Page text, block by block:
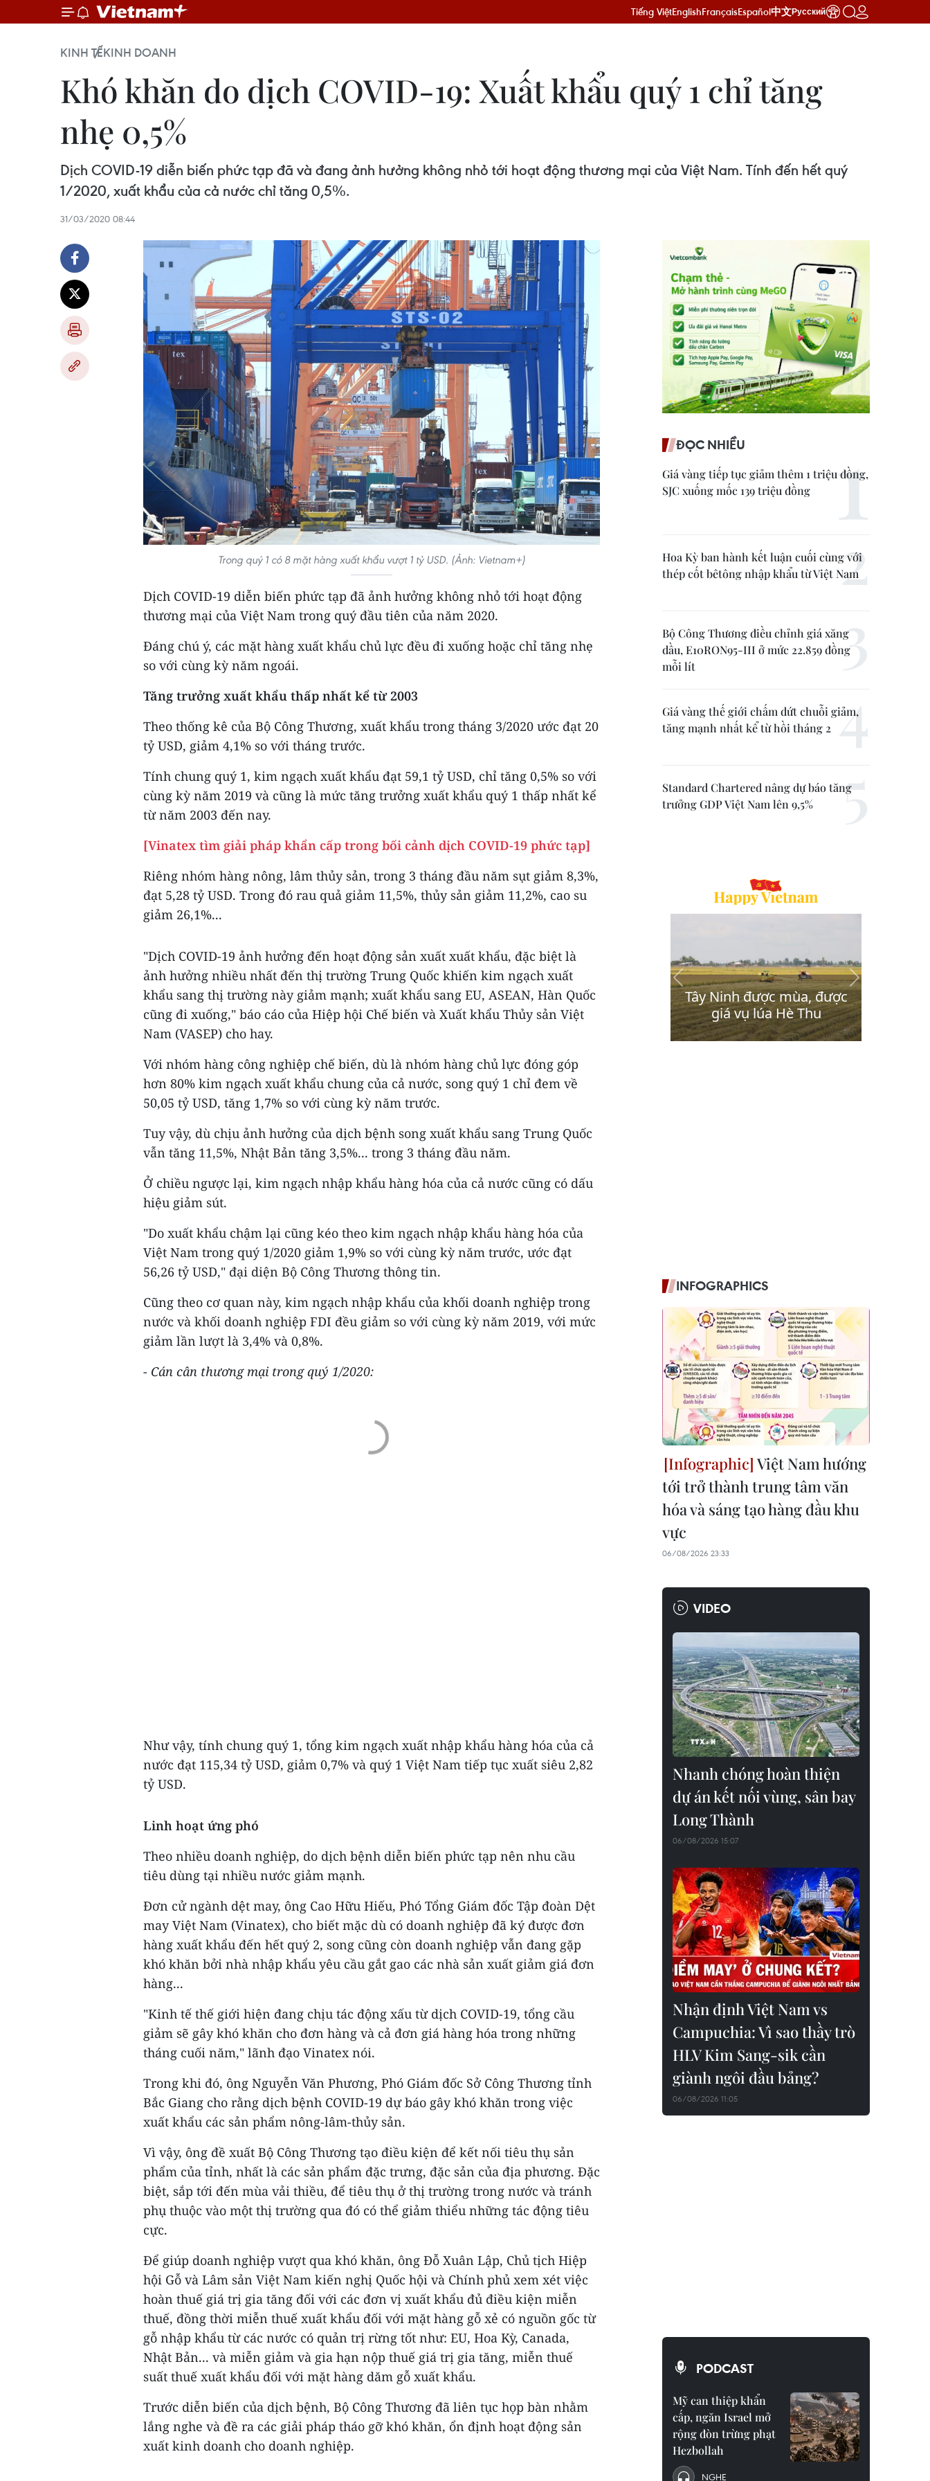
Tiếng ViệtEnglishFrançaisEspañol中文Русский
KINH TẾKINH DOANH
Khó khăn do dịch COVID-19: Xuất khẩu quý 1 chỉ tăng
nhẹ 0,5%
Dịch COVID-19 diễn biến phức tạp đã và đang ảnh hưởng không nhỏ tới hoạt động thương mại của Việt Nam. Tính đến hết quý
1/2020, xuất khẩu của cả nước chỉ tăng 0,5%.
31/03/2020 08:44
Trong quý 1 có 8 mặt hàng xuất khẩu vượt 1 tỷ USD. (Ảnh: Vietnam+)
Dịch COVID-19 diễn biến phức tạp đã ảnh hưởng không nhỏ tới hoạt động
thương mại của Việt Nam trong quý đầu tiên của năm 2020.
Đáng chú ý, các mặt hàng xuất khẩu chủ lực đều đi xuống hoặc chỉ tăng nhẹ
so với cùng kỳ năm ngoái.
Tăng trưởng xuất khẩu thấp nhất kể từ 2003
Theo thống kê của Bộ Công Thương, xuất khẩu trong tháng 3/2020 ước đạt 20
tỷ USD, giảm 4,1% so với tháng trước.
Tính chung quý 1, kim ngạch xuất khẩu đạt 59,1 tỷ USD, chỉ tăng 0,5% so với
cùng kỳ năm 2019 và cũng là mức tăng trưởng xuất khẩu quý 1 thấp nhất kể
từ năm 2003 đến nay.
[Vinatex tìm giải pháp khẩn cấp trong bối cảnh dịch COVID-19 phức tạp]
Riêng nhóm hàng nông, lâm thủy sản, trong 3 tháng đầu năm sụt giảm 8,3%,
đạt 5,28 tỷ USD. Trong đó rau quả giảm 11,5%, thủy sản giảm 11,2%, cao su
giảm 26,1%...
"Dịch COVID-19 ảnh hưởng đến hoạt động sản xuất xuất khẩu, đặc biệt là
ảnh hưởng nhiều nhất đến thị trường Trung Quốc khiến kim ngạch xuất
khẩu sang thị trường này giảm mạnh; xuất khẩu sang EU, ASEAN, Hàn Quốc
cũng đi xuống," báo cáo của Hiệp hội Chế biến và Xuất khẩu Thủy sản Việt
Nam (VASEP) cho hay.
Với nhóm hàng công nghiệp chế biến, dù là nhóm hàng chủ lực đóng góp
hơn 80% kim ngạch xuất khẩu chung của cả nước, song quý 1 chỉ đem về
50,05 tỷ USD, tăng 1,7% so với cùng kỳ năm trước.
Tuy vậy, dù chịu ảnh hưởng của dịch bệnh song xuất khẩu sang Trung Quốc
vẫn tăng 11,5%, Nhật Bản tăng 3,5%... trong 3 tháng đầu năm.
Ở chiều ngược lại, kim ngạch nhập khẩu hàng hóa của cả nước cũng có dấu
hiệu giảm sút.
"Do xuất khẩu chậm lại cũng kéo theo kim ngạch nhập khẩu hàng hóa của
Việt Nam trong quý 1/2020 giảm 1,9% so với cùng kỳ năm trước, ước đạt
56,26 tỷ USD," đại diện Bộ Công Thương thông tin.
Cũng theo cơ quan này, kim ngạch nhập khẩu của khối doanh nghiệp trong
nước và khối doanh nghiệp FDI đều giảm so với cùng kỳ năm 2019, với mức
giảm lần lượt là 3,4% và 0,8%.
- Cán cân thương mại trong quý 1/2020:
Như vậy, tính chung quý 1, tổng kim ngạch xuất nhập khẩu hàng hóa của cả
nước đạt 115,34 tỷ USD, giảm 0,7% và quý 1 Việt Nam tiếp tục xuất siêu 2,82
tỷ USD.
Linh hoạt ứng phó
Theo nhiều doanh nghiệp, do dịch bệnh diễn biến phức tạp nên nhu cầu
tiêu dùng tại nhiều nước giảm mạnh.
Đơn cử ngành dệt may, ông Cao Hữu Hiếu, Phó Tổng Giám đốc Tập đoàn Dệt
may Việt Nam (Vinatex), cho biết mặc dù có doanh nghiệp đã ký được đơn
hàng xuất khẩu đến hết quý 2, song cũng còn doanh nghiệp vẫn đang gặp
khó khăn bởi nhà nhập khẩu yêu cầu gắt gao các nhà sản xuất giảm giá đơn
hàng...
"Kinh tế thế giới hiện đang chịu tác động xấu từ dịch COVID-19, tổng cầu
giảm sẽ gây khó khăn cho đơn hàng và cả đơn giá hàng hóa trong những
tháng cuối năm," lãnh đạo Vinatex nói.
Trong khi đó, ông Nguyễn Văn Phương, Phó Giám đốc Sở Công Thương tỉnh
Bắc Giang cho rằng dịch bệnh COVID-19 dự báo gây khó khăn trong việc
xuất khẩu các sản phẩm nông-lâm-thủy sản.
Vì vậy, ông đề xuất Bộ Công Thương tạo điều kiện để kết nối tiêu thụ sản
phẩm của tỉnh, nhất là các sản phẩm đặc trưng, đặc sản của địa phương. Đặc
biệt, sắp tới đến mùa vải thiều, để tiêu thụ ở thị trường trong nước và tránh
phụ thuộc vào một thị trường qua đó có thể giảm thiểu những tác động tiêu
cực.
Để giúp doanh nghiệp vượt qua khó khăn, ông Đỗ Xuân Lập, Chủ tịch Hiệp
hội Gỗ và Lâm sản Việt Nam kiến nghị Quốc hội và Chính phủ xem xét việc
hoàn thuế giá trị gia tăng đối với các đơn vị xuất khẩu đủ điều kiện miễn
thuế, đồng thời miễn thuế xuất khẩu đối với mặt hàng gỗ xẻ có nguồn gốc từ
gỗ nhập khẩu từ các nước có quản trị rừng tốt như: EU, Hoa Kỳ, Canada,
Nhật Bản... và miễn giảm và gia hạn nộp thuế giá trị gia tăng, miễn thuế
suất thuế xuất khẩu đối với mặt hàng dăm gỗ xuất khẩu.
Trước diễn biến của dịch bệnh, Bộ Công Thương đã liên tục họp bàn nhằm
lắng nghe và đề ra các giải pháp tháo gỡ khó khăn, ổn định hoạt động sản
xuất kinh doanh cho doanh nghiệp.
ĐỌC NHIỀU
Giá vàng tiếp tục giảm thêm 1 triệu đồng,
SJC xuống mốc 139 triệu đồng
Hoa Kỳ ban hành kết luận cuối cùng với
thép cốt bêtông nhập khẩu từ Việt Nam
Bộ Công Thương điều chỉnh giá xăng
dầu, E10RON95-III ở mức 22.859 đồng
mỗi lít
Giá vàng thế giới chấm dứt chuỗi giảm,
tăng mạnh nhất kể từ hồi tháng 2
Standard Chartered nâng dự báo tăng
trưởng GDP Việt Nam lên 9,5%
INFOGRAPHICS
Việt Nam hướng
tới trở thành trung tâm văn
hóa và sáng tạo hàng đầu khu
vực
06/08/2026 23:33
VIDEO
Nhanh chóng hoàn thiện
dự án kết nối vùng, sân bay
Long Thành
06/08/2026 15:07
Nhận định Việt Nam vs
Campuchia: Vì sao thầy trò
HLV Kim Sang-sik cần
giành ngôi đầu bảng?
06/08/2026 11:05
PODCAST
Mỹ can thiệp khẩn
cấp, ngăn Israel mở
rộng đòn trừng phạt
Hezbollah
NGHE